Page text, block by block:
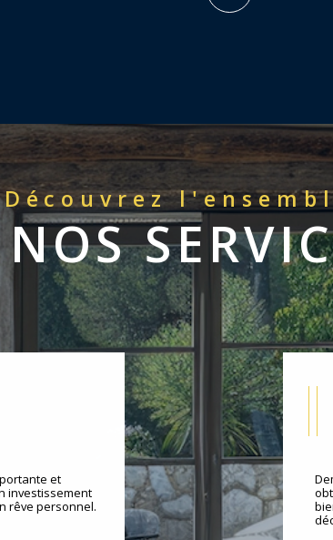
Découvrez
NOS
et
investissement
rêve personnel.